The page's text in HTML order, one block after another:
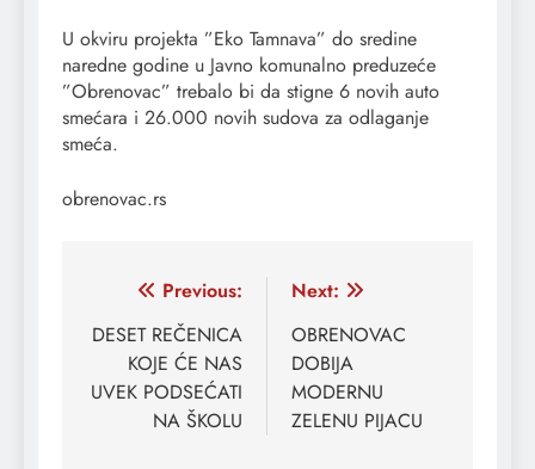
U okviru projekta ”Eko Tamnava” do sredine
naredne godine u Javno komunalno preduzeće
”Obrenovac” trebalo bi da stigne 6 novih auto
smećara i 26.000 novih sudova za odlaganje
smeća.
obrenovac.rs
Кретање
чланка
Previous:
DESET REČENICA
KOJE ĆE NAS
UVEK PODSEĆATI
NA ŠKOLU
Next:
OBRENOVAC
DOBIJA
MODERNU
ZELENU PIJACU